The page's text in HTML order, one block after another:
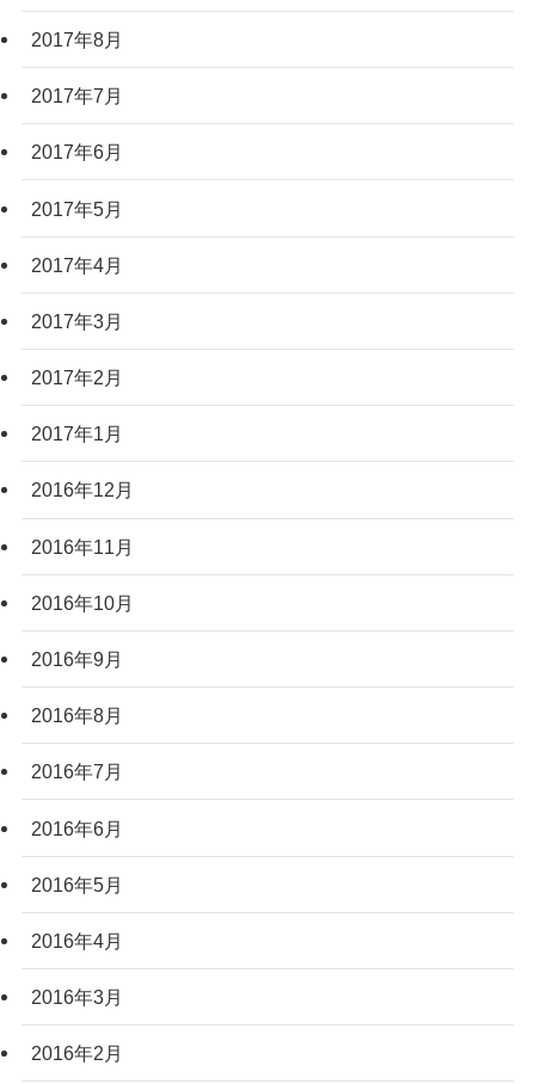
2017年8月
2017年7月
2017年6月
2017年5月
2017年4月
2017年3月
2017年2月
2017年1月
2016年12月
2016年11月
2016年10月
2016年9月
2016年8月
2016年7月
2016年6月
2016年5月
2016年4月
2016年3月
2016年2月